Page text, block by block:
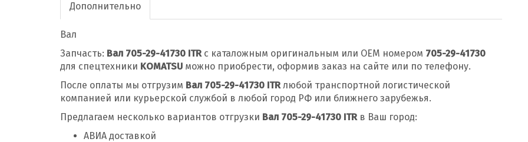
Дополнительно
Вал
Запчасть: Вал 705-29-41730 ITRс каталожным оригинальным или OEM номером 705-29-41730
для спецтехники KOMATSU можно приобрести, оформив заказ на сайте или по телефону.
После оплаты мы отгрузим Вал 705-29-41730 ITRлюбой транспортной логистической
компанией или курьерской службой в любой город РФ или ближнего зарубежья.
Предлагаем несколько вариантов отгрузки Вал 705-29-41730 ITRв Ваш город:
АВИА доставкой